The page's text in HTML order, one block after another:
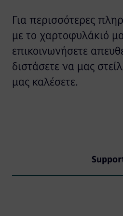
Για περισσότερες
με το χαρτοφυλάκιό
επικοινωνήσετε
διστάσετε να μας
μας καλέσετε.